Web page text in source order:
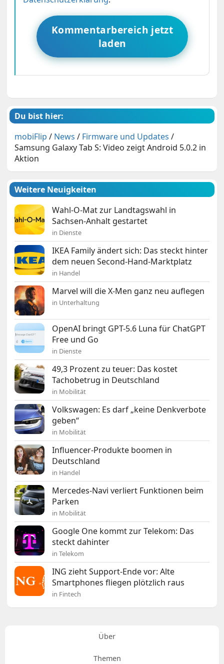
Kommentarbereich jetzt
laden
Du bist hier:
mobiFlip / News / Firmware und Updates /
Samsung Galaxy Tab S: Video zeigt Android 5.0.2 in
Aktion
Weitere Neuigkeiten
Wahl-O-Mat zur Landtagswahl in
Sachsen-Anhalt gestartet
in Dienste
IKEA Family ändert sich: Das steckt hinter
dem neuen Second-Hand-Marktplatz
in Handel
Marvel will die X-Men ganz neu auflegen
in Unterhaltung
OpenAI bringt GPT-5.6 Luna für ChatGPT
Free und Go
in Dienste
49,3 Prozent zu teuer: Das kostet
Tachobetrug in Deutschland
in Mobilität
Volkswagen: Es darf „keine Denkverbote
geben“
in Mobilität
Influencer-Produkte boomen in
Deutschland
in Handel
Mercedes-Navi verliert Funktionen beim
Parken
in Mobilität
Google One kommt zur Telekom: Das
steckt dahinter
in Telekom
ING zieht Support-Ende vor: Alte
Smartphones fliegen plötzlich raus
in Fintech
Über
Themen